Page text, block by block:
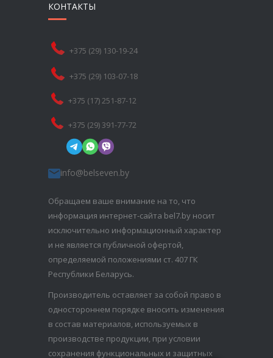
КОНТАКТЫ
+375 (29) 130-19-24
+375 (29) 103-07-18
+375 (17) 251-87-12
+375 (29) 391-77-72
info@belseven.by
Обращаем ваше внимание на то, что
информация интернет-сайта bel7.by носит
исключительно информационный характер
и не является публичной офертой,
определяемой положениями ст. 407 ГК
Республики Беларусь.
Производитель оставляет за собой право в
одностороннем порядке вносить изменения
в состав материалов, используемых в
производстве продукции, при условии
сохранения функциональных и защитных